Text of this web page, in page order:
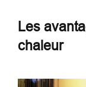
Les
chaleur